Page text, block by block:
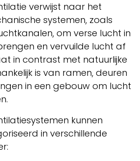
verwijst naar het
systemen, zoals
om verse lucht in
en vervuilde lucht af
in contrast met natuurlijke
is van ramen, deuren
in een gebouw om lucht
kunnen
in verschillende